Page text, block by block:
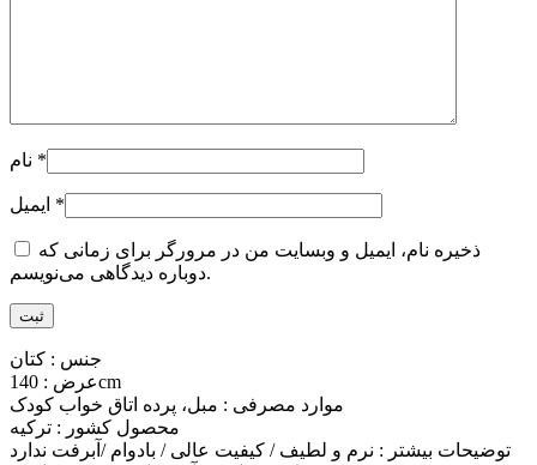
*
*
ذخیره نام، ایمیل و وبسایت من در مرورگر برای زمانی که
دوباره دیدگاهی می‌نویسم.
جنس : کتان
عرض : 140cm
موارد مصرفی : مبل، پرده اتاق خواب کودک
محصول کشور : ترکیه
توضیحات بیشتر : نرم و لطیف / کیفیت عالی / بادوام /آبرفت ندارد